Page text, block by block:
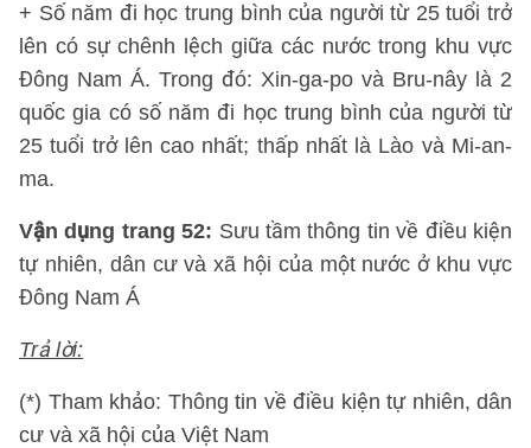
+ Số năm đi học trung bình của người từ 25 tuổi trở
lên có sự chênh lệch giữa các nước trong khu vực
Đông Nam Á. Trong đó: Xin-ga-po và Bru-nây là 2
quốc gia có số năm đi học trung bình của người từ
25 tuổi trở lên cao nhất; thấp nhất là Lào và Mi-an-
ma.
Vận dụng trang 52: Sưu tầm thông tin về điều kiện
tự nhiên, dân cư và xã hội của một nước ở khu vực
Đông Nam Á
Trả lời:
(*) Tham khảo: Thông tin về điều kiện tự nhiên, dân
cư và xã hội của Việt Nam